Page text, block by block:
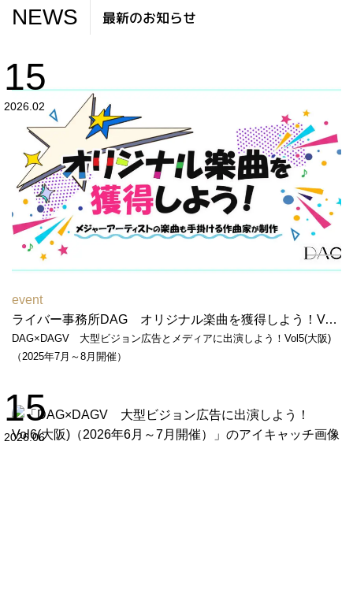
NEWS 最新のお知らせ
15
2026.02
event
ライバー事務所DAG オリジナル楽曲を獲得しよう！Vol２（2026年2月～3月開催）
DAG×DAGV 大型ビジョン広告とメディアに出演しよう！Vol5(大阪)
（2025年7月～8月開催）
15
2026.06